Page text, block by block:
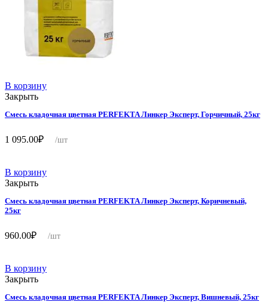
В корзину
Закрыть
Смесь кладочная цветная PERFEKTA Линкер Эксперт, Горчичный, 25кг
1 095.00₽ /шт
В корзину
Закрыть
Смесь кладочная цветная PERFEKTA Линкер Эксперт, Коричневый,
25кг
960.00₽ /шт
В корзину
Закрыть
Смесь кладочная цветная PERFEKTA Линкер Эксперт, Вишневый, 25кг